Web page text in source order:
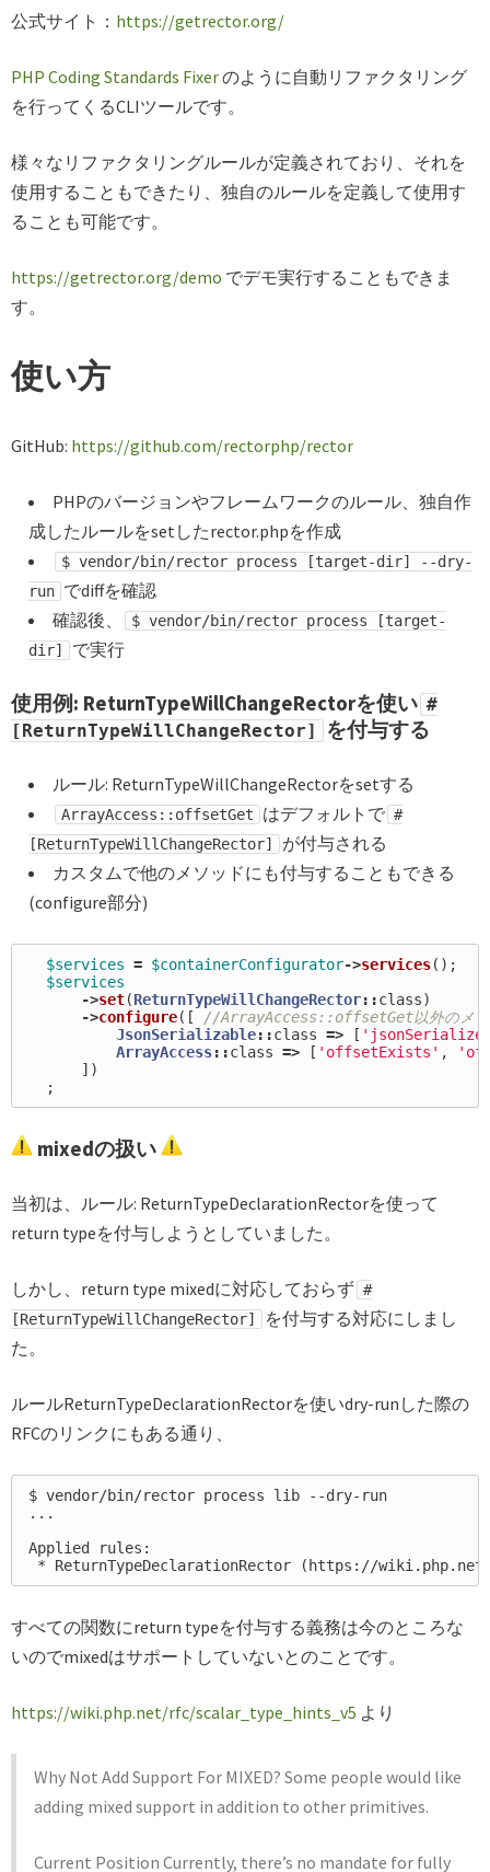
公式サイト： https://getrector.org/
PHP Coding Standards Fixerのように自動リファクタリング
を行ってくるCLIツールです。
様々なリファクタリングルールが定義されており、それを
使用することもできたり、独自のルールを定義して使用す
ることも可能です。
https://getrector.org/demo でデモ実行することもできま
す。
使い方
GitHub: https://github.com/rectorphp/rector
PHPのバージョンやフレームワークのルール、独自作
成したルールをsetしたrector.phpを作成
$ vendor/bin/rector process [target-dir] --dry-
run でdiffを確認
確認後、
$ vendor/bin/rector process [target-
dir]
で実行
使用例: ReturnTypeWillChangeRectorを使い #
[ReturnTypeWillChangeRector]
を付与する
ルール: ReturnTypeWillChangeRectorをsetする
ArrayAccess::offsetGet はデフォルトで #
[ReturnTypeWillChangeRector]
が付与される
カスタムで他のメソッドにも付与することもできる
(configure部分)
$services = $containerConfigurator->services();
$services
->set(ReturnTypeWillChangeRector::class)
->configure([
//ArrayAccess::offsetGet以外のメソ
JsonSerializable::class => [
ArrayAccess::class => [ 'offsetExists' ,
])
;
mixedの扱い
当初は、ルール: ReturnTypeDeclarationRectorを使って
return typeを付与しようとしていました。
しかし、return type mixedに対応しておらず #
[ReturnTypeWillChangeRector]
を付与する対応にしまし
た。
ルールReturnTypeDeclarationRectorを使いdry-runした際の
RFCのリンクにもある通り、
$ vendor/bin/rector process lib --dry-run
...
Applied rules:
すべての関数にreturn typeを付与する義務は今のところな
いのでmixedはサポートしていないとのことです。
https://wiki.php.net/rfc/scalar_type_hints_v5 より
Why Not Add Support For MIXED? Some people would like
adding mixed support in addition to other primitives.
Current Position Currently, there’s no mandate for fully